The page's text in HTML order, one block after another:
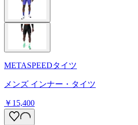
METASPEEDタイツ
メンズ インナー・タイツ
￥15,400